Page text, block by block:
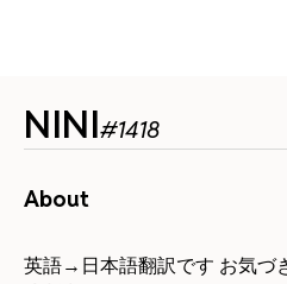
NINI#1418
About
英語→日本語翻訳です お気づ